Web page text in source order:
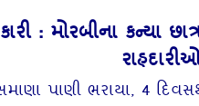
: મોરબીના કન્યા
સમાણા પાણી ભરાયા, 4